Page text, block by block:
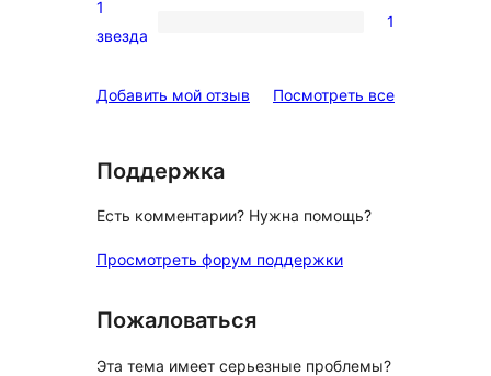
звездный
1
звездный
1
звезда
1
Добавить мой отзыв Посмотреть всеотзывы
Поддержка
Есть комментарии? Нужна помощь?
Просмотреть форум поддержки
Пожаловаться
Эта тема имеет серьезные проблемы?